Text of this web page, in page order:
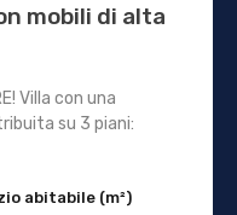
mobili di alta
Villa con una
su 3 piani:
abitabile (m²)